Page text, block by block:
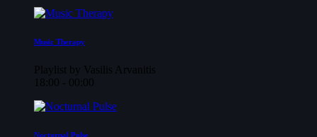
Music Therapy
Playlist by Vasilis Arvanitis
18:00 - 00:00
Nocturnal Pulse